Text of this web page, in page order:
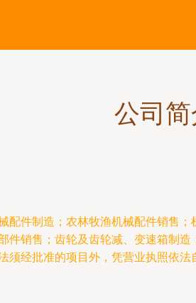
公司
配件制造；农林牧渔机械配件销售；
件销售；齿轮及齿轮减、变速箱制造
须经批准的项目外，凭营业执照依法